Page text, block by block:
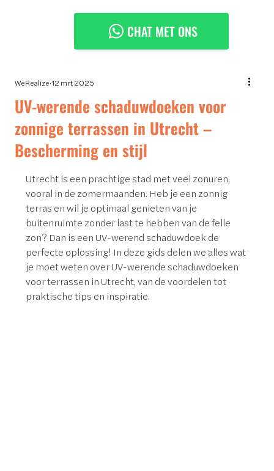
CHAT MET ONS
UV-werende schaduwdoeken voor
zonnige terrassen in Utrecht –
Bescherming en stijl
WeRealize 12 mrt 2025
Utrecht is een prachtige stad met veel zonuren,
vooral in de zomermaanden. Heb je een zonnig
terras en wil je optimaal genieten van je
buitenruimte zonder last te hebben van de felle
zon? Dan is een UV-werend schaduwdoek de
perfecte oplossing! In deze gids delen we alles wat
je moet weten over UV-werende schaduwdoeken
voor terrassen in Utrecht, van de voordelen tot
praktische tips en inspiratie.